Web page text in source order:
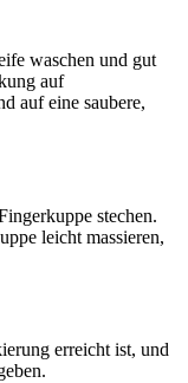
waschen und gut
auf
auf eine saubere,
stechen.
leicht massieren,
erreicht ist, und